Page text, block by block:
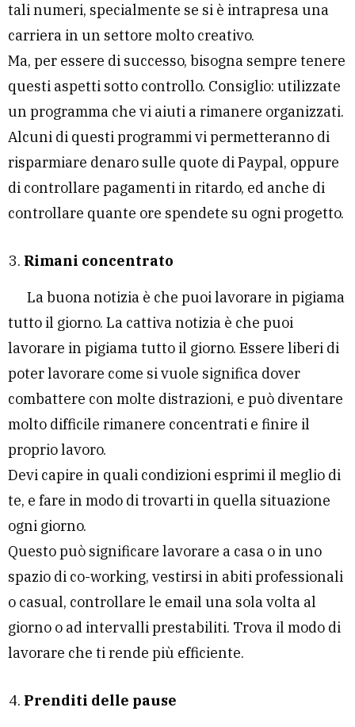
tali numeri, specialmente se si è intrapresa una
carriera in un settore molto creativo.
Ma, per essere di successo, bisogna sempre tenere
questi aspetti sotto controllo. Consiglio: utilizzate
un programma che vi aiuti a rimanere organizzati.
Alcuni di questi programmi vi permetteranno di
risparmiare denaro sulle quote di Paypal, oppure
di controllare pagamenti in ritardo, ed anche di
controllare quante ore spendete su ogni progetto.
Rimani concentrato
La buona notizia è che puoi lavorare in pigiama
tutto il giorno. La cattiva notizia è che puoi
lavorare in pigiama tutto il giorno. Essere liberi di
poter lavorare come si vuole significa dover
combattere con molte distrazioni, e può diventare
molto difficile rimanere concentrati e finire il
proprio lavoro.
Devi capire in quali condizioni esprimi il meglio di
te, e fare in modo di trovarti in quella situazione
ogni giorno.
Questo può significare lavorare a casa o in uno
spazio di co-working, vestirsi in abiti professionali
o casual, controllare le email una sola volta al
giorno o ad intervalli prestabiliti. Trova il modo di
lavorare che ti rende più efficiente.
Prenditi delle pause